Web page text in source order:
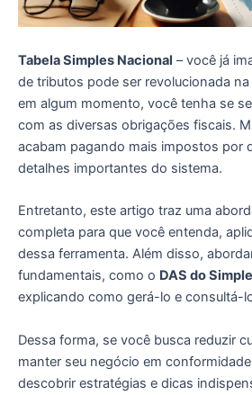
Tabela Simples Nacional – você já
de tributos pode ser revolucionada na
em algum momento, você tenha se
com as diversas obrigações fiscais.
acabam pagando mais impostos por
detalhes importantes do sistema.
Entretanto, este artigo traz uma
completa para que você entenda,
dessa ferramenta. Além disso,
fundamentais, como o DAS do
explicando como gerá-lo e consultá-
Dessa forma, se você busca reduzir
manter seu negócio em
descobrir estratégias e dicas